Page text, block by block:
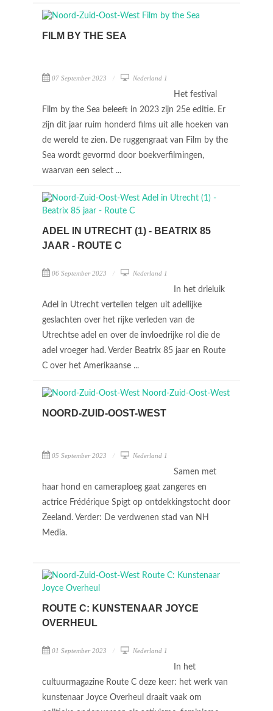
FILM BY THE SEA
07 September 2023 Nederland 1
Het festival
Film by the Sea beleeft in 2023 zijn 25e editie. Er
zijn dit jaar ruim honderd films uit alle hoeken van
de wereld te zien. De ruggengraat van Film by the
Sea wordt gevormd door boekverfilmingen,
waarvan een select ...
ADEL IN UTRECHT (1) - BEATRIX 85
JAAR - ROUTE C
06 September 2023 Nederland 1
In het drieluik
Adel in Utrecht vertellen telgen uit adellijke
geslachten over het rijke verleden van de
Utrechtse adel en over de invloedrijke rol die de
adel vroeger had. Verder Beatrix 85 jaar en Route
C over het Amerikaanse ...
NOORD-ZUID-OOST-WEST
05 September 2023 Nederland 1
Samen met
haar hond en cameraploeg gaat zangeres en
actrice Frédérique Spigt op ontdekkingstocht door
Zeeland. Verder: De verdwenen stad van NH
Media.
ROUTE C: KUNSTENAAR JOYCE
OVERHEUL
01 September 2023 Nederland 1
In het
cultuurmagazine Route C deze keer: het werk van
kunstenaar Joyce Overheul draait vaak om